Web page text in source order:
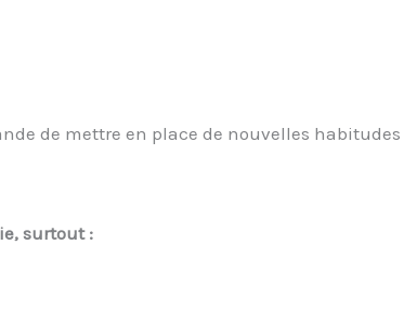
de mettre en place de nouvelles
surtout :